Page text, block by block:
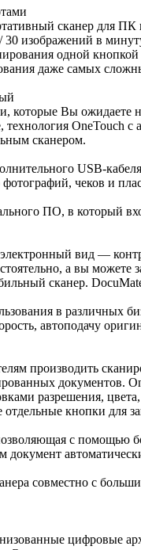
сканер для
изображений в
одной кнопкой
даже самых
которые Вы ожидаете
OneTouch
сканером.
USB-
чеков и
ПО, в который
вид —
а вы
сканер.
в различных
автоподачу
производить
документов.
разрешения,
кнопки для
с помощью
совместно с
цифровые